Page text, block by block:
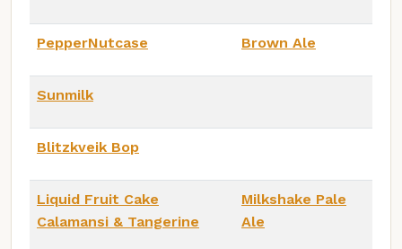
PepperNutcase Brown Ale
Sunmilk
Blitzkveik Bop
Liquid Fruit Cake
Calamansi & Tangerine
Milkshake Pale
Ale